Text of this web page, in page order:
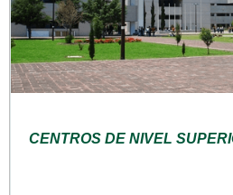
CENTROS DE NIVEL